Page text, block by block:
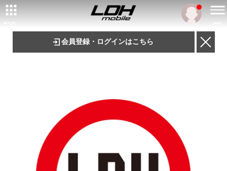
会員登録・ログインはこちら